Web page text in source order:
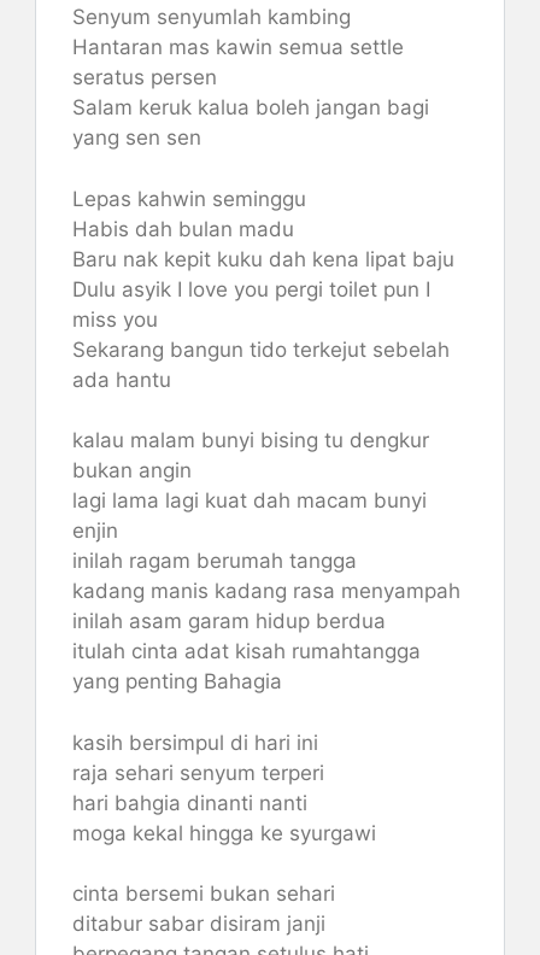
Senyum senyumlah kambing
Hantaran mas kawin semua settle
seratus persen
Salam keruk kalua boleh jangan bagi
yang sen sen
Lepas kahwin seminggu
Habis dah bulan madu
Baru nak kepit kuku dah kena lipat baju
Dulu asyik I love you pergi toilet pun I
miss you
Sekarang bangun tido terkejut sebelah
ada hantu
kalau malam bunyi bising tu dengkur
bukan angin
lagi lama lagi kuat dah macam bunyi
enjin
inilah ragam berumah tangga
kadang manis kadang rasa menyampah
inilah asam garam hidup berdua
itulah cinta adat kisah rumahtangga
yang penting Bahagia
kasih bersimpul di hari ini
raja sehari senyum terperi
hari bahgia dinanti nanti
moga kekal hingga ke syurgawi
cinta bersemi bukan sehari
ditabur sabar disiram janji